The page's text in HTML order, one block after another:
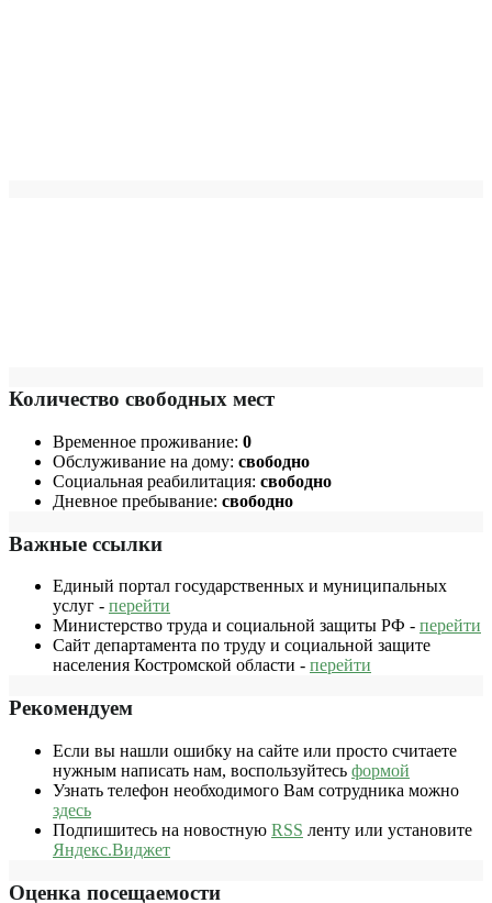
Количество свободных мест
Временное проживание: 0
Обслуживание на дому: свободно
Социальная реабилитация: свободно
Дневное пребывание: свободно
Важные ссылки
Единый портал государственных и муниципальных
услуг - перейти
Министерство труда и социальной защиты РФ - перейти
Сайт департамента по труду и социальной защите
населения Костромской области - перейти
Рекомендуем
Если вы нашли ошибку на сайте или просто считаете
нужным написать нам, воспользуйтесь формой
Узнать телефон необходимого Вам сотрудника можно
здесь
Подпишитесь на новостную RSS ленту или установите
Яндекс.Виджет
Оценка посещаемости